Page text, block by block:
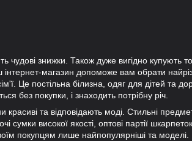
знижки. Також дуже вигідно купують
магазин допоможе вам обрати
Це постільна білизна, одяг для дітей та
без покупки, і знаходить потрібну річ.
красиві та відповідають моді. Стильні
сумки високої якості, оптові партії
покупцям лише найпопулярніші та